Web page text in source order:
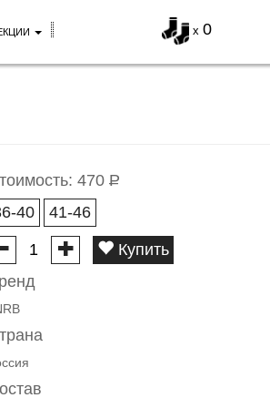
x 0
470 Р
40
41-46
Купить